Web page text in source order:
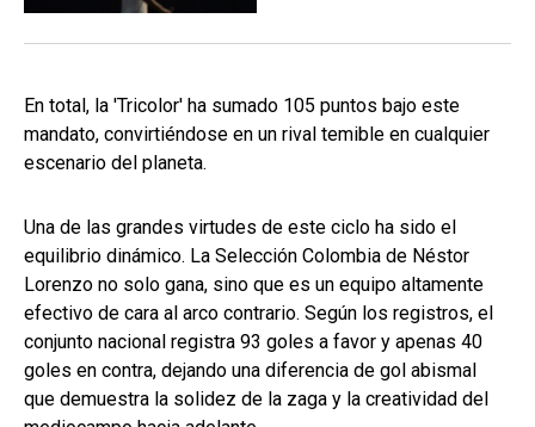
En total, la 'Tricolor' ha sumado 105 puntos bajo este
mandato, convirtiéndose en un rival temible en cualquier
escenario del planeta.
Una de las grandes virtudes de este ciclo ha sido el
equilibrio dinámico. La Selección Colombia de Néstor
Lorenzo no solo gana, sino que es un equipo altamente
efectivo de cara al arco contrario. Según los registros, el
conjunto nacional registra 93 goles a favor y apenas 40
goles en contra, dejando una diferencia de gol abismal
que demuestra la solidez de la zaga y la creatividad del